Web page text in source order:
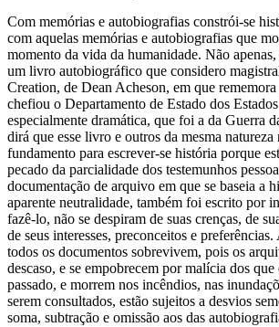
Com memórias e autobiografias constrói-se
com aquelas memórias e autobiografias que
momento da vida da humanidade. Não
um livro autobiográfico que considero
Creation, de Dean Acheson, em que rememora
chefiou o Departamento de Estado dos
especialmente dramática, que foi a da Guerra
dirá que esse livro e outros da mesma
fundamento para escrever-se história porque
pecado da parcialidade dos testemunhos
documentação de arquivo em que se baseia a
aparente neutralidade, também foi escrito por
fazê-lo, não se despiram de suas crenças, de
de seus interesses, preconceitos e
todos os documentos sobrevivem, pois os
descaso, e se empobrecem por malícia dos
passado, e morrem nos incêndios, nas
serem consultados, estão sujeitos a desvios
soma, subtração e omissão aos das